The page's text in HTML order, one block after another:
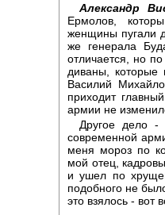
Александр
Ермолов,
женщины пугали
же генерала
отличается, но
диваны, которые
Василий
приходит
армии не
Другое дело -
современной
меня мороз по
мой отец,
и ушел по
подобного не
это взялось - вот